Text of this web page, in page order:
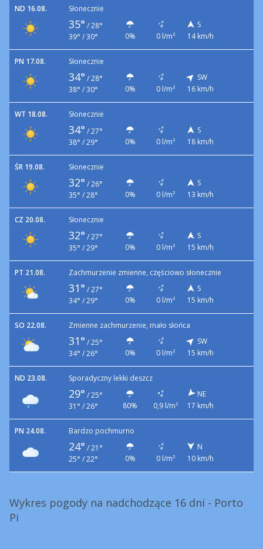
ND 16.08. Słonecznie
35° / 28°
39° / 30°
0% 0 l/m²
S
14 km/h
PN 17.08. Słonecznie
34° / 28°
38° / 30°
0% 0 l/m²
SW
16 km/h
WT 18.08. Słonecznie
34° / 27°
38° / 29°
0% 0 l/m²
S
18 km/h
ŚR 19.08. Słonecznie
32° / 26°
35° / 28°
0% 0 l/m²
S
13 km/h
CZ 20.08. Słonecznie
32° / 27°
35° / 29°
0% 0 l/m²
S
15 km/h
PT 21.08. Zachmurzenie zmienne, częściowo słonecznie
31° / 27°
34° / 29°
0% 0 l/m²
S
15 km/h
SO 22.08. Zmienne zachmurzenie, mało słońca
31° / 25°
34° / 26°
0% 0 l/m²
SW
15 km/h
ND 23.08. Sporadyczny lekki deszcz
29° / 25°
31° / 26°
80% 0,9 l/m²
NE
17 km/h
PN 24.08. Bardzo pochmurno
24° / 21°
25° / 22°
0% 0 l/m²
N
10 km/h
Wykres pogody na nadchodzące 16 dni - Porto
Pi